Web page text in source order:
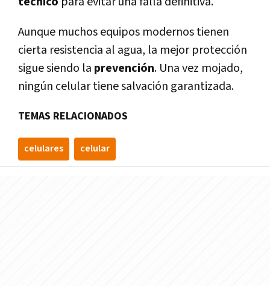
Aunque muchos equipos modernos tienen
cierta resistencia al agua, la mejor protección
sigue siendo la prevención. Una vez mojado,
ningún celular tiene salvación garantizada.
TEMAS RELACIONADOS
celulares celular